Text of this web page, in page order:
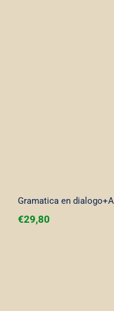
Gramatica en
€29,80